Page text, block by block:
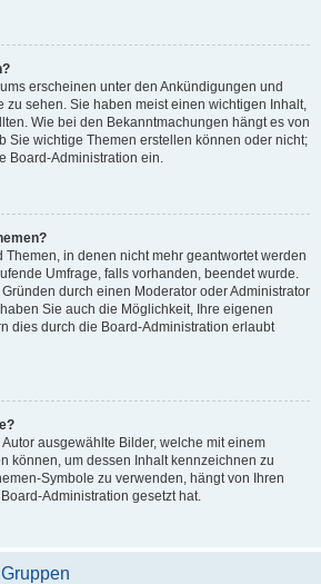
erscheinen unter den Ankündigungen und
zu sehen. Sie haben meist einen wichtigen Inhalt,
Wie bei den Bekanntmachungen hängt es von
Sie wichtige Themen erstellen können oder nicht;
Board-Administration ein.
Themen, in denen nicht mehr geantwortet werden
Umfrage, falls vorhanden, beendet wurde.
durch einen Moderator oder Administrator
Sie auch die Möglichkeit, Ihre eigenen
dies durch die Board-Administration erlaubt
ausgewählte Bilder, welche mit einem
können, um dessen Inhalt kennzeichnen zu
Symbole zu verwenden, hängt von Ihren
Administration gesetzt hat.